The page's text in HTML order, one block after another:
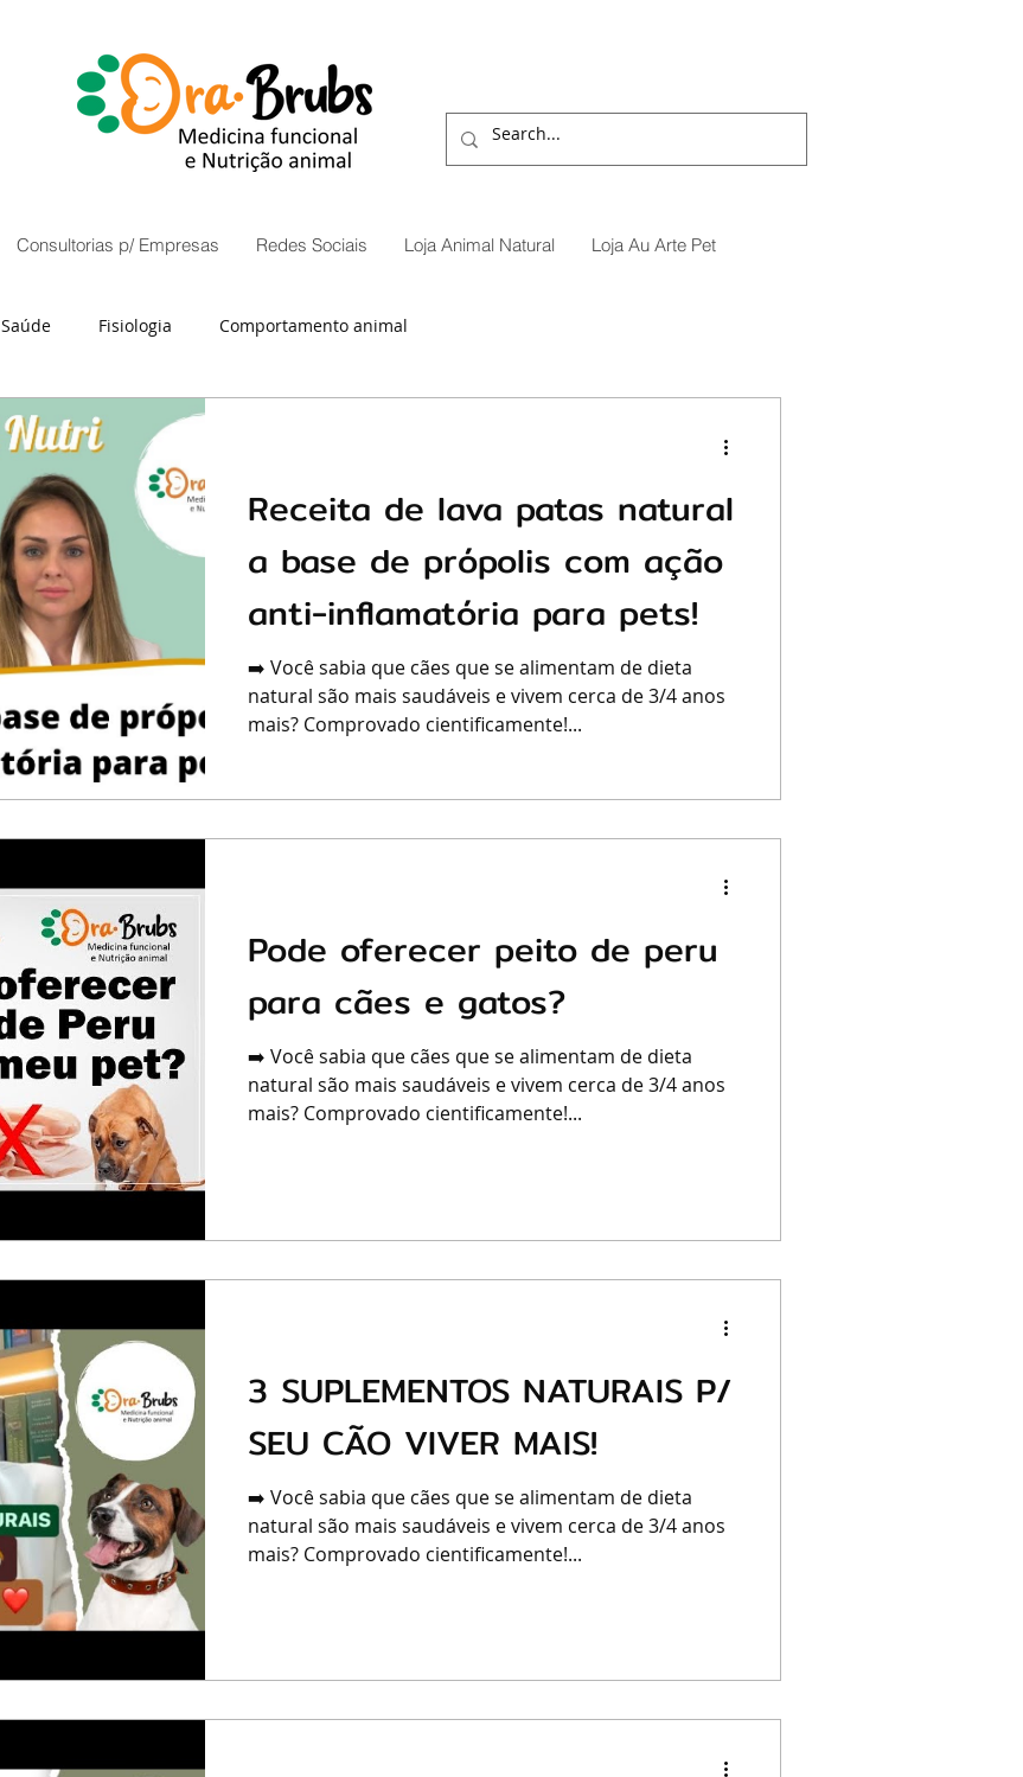
Consultorias p/ Empresas Redes Sociais Loja Animal Natural Loja Au Arte Pet
Saúde Fisiologia Comportamento animal
Receita de lava patas natural
a base de própolis com ação
anti-inflamatória para pets!
➡️ Você sabia que cães que se alimentam de dieta
natural são mais saudáveis e vivem cerca de 3/4 anos
mais? Comprovado cientificamente!...
Pode oferecer peito de peru
para cães e gatos?
➡️ Você sabia que cães que se alimentam de dieta
natural são mais saudáveis e vivem cerca de 3/4 anos
mais? Comprovado cientificamente!...
3 SUPLEMENTOS NATURAIS P/
SEU CÃO VIVER MAIS!
➡️ Você sabia que cães que se alimentam de dieta
natural são mais saudáveis e vivem cerca de 3/4 anos
mais? Comprovado cientificamente!...